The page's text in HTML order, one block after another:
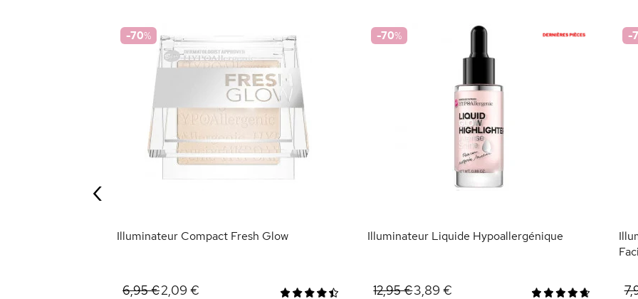
-70%
Illuminateur Compact Fresh Glow
6,95 €2,09 €
-70%
Illuminateur Liquide Hypoallergénique
12,95 €3,89 €
-
‹